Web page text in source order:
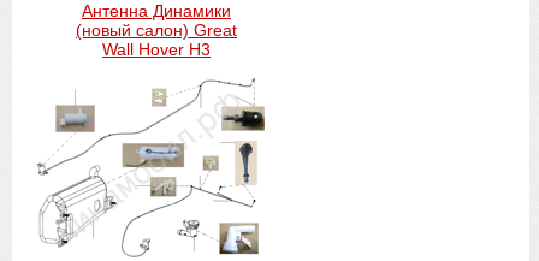
Антенна Динамики
(новый салон) Great
Wall Hover H3